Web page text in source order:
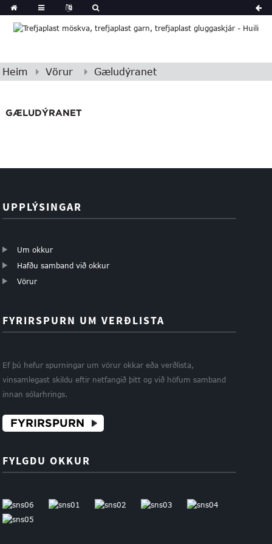
Heim Vörur Gæludýranet
GÆLUDÝRANET
UPPLÝSINGAR
Um okkur
Hafðu samband við okkur
Vörur
FYRIRSPURN UM VERÐLISTA
Ef þú hefur spurningar um vörur okkar eða verðlista,
vinsamlegast skildu eftir netfangið þitt og við höfum samband
innan sólarhrings.
FYRIRSPURN
FYLGDU OKKUR